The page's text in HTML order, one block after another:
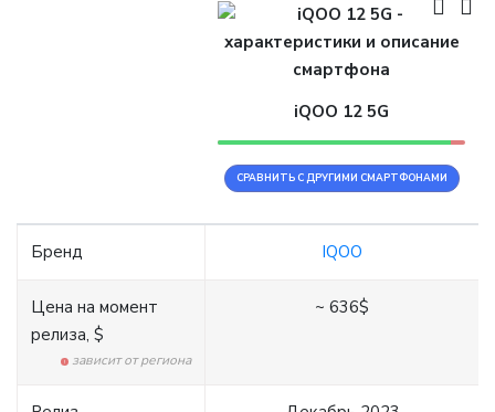
iQOO 12 5G
СРАВНИТЬ С ДРУГИМИ СМАРТФОНАМИ
Бренд IQOO
Цена на момент
релиза, $
зависит от региона
~ 636$